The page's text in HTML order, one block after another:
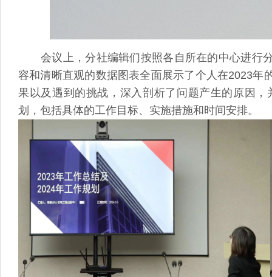
会议上，分社编辑们按照各自所在的中心进行
容和清晰直观的数据图表全面展示了个人在2023年
果以及遇到的挑战，深入剖析了问题产生的原因
划，包括具体的工作目标、实施措施和时间安排。